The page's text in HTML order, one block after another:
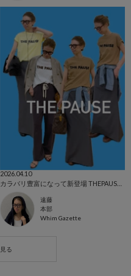
2026.04.10
カラバリ豊富になって新登場 THEPAUSE Tシャツ♪
遠藤
本部
Whim Gazette